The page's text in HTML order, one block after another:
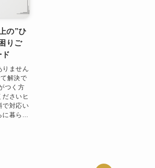
の”ひ
りご
ド
りません
解決で
つく方
ださいヒ
で対応い
暮ら...